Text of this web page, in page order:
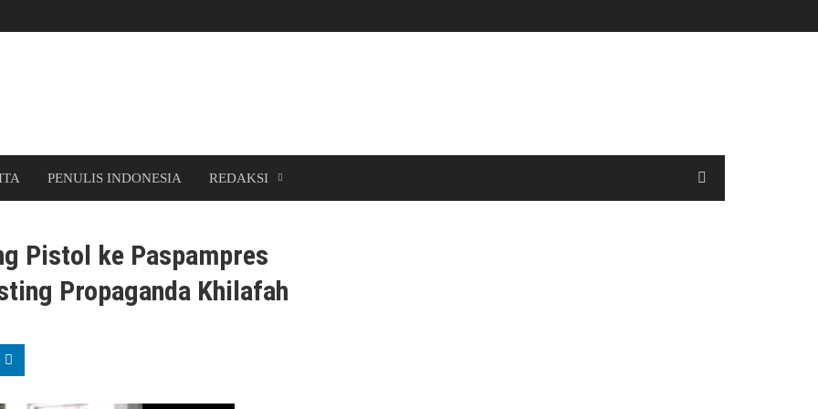
PENULIS INDONESIA REDAKSI
Pistol ke Paspampres
Propaganda Khilafah